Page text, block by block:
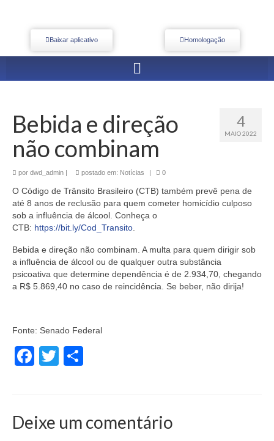
Baixar aplicativo Homologação
4
MAIO 2022
Bebida e direção
não combinam
por dwd_admin postado em: Notícias 0
O Código de Trânsito Brasileiro (CTB) também prevê pena de
até 8 anos de reclusão para quem cometer homicídio culposo
sob a influência de álcool. Conheça o
CTB: https://bit.ly/Cod_Transito.
Bebida e direção não combinam. A multa para quem dirigir sob
a influência de álcool ou de qualquer outra substância
psicoativa que determine dependência é de 2.934,70, chegando
a R$ 5.869,40 no caso de reincidência. Se beber, não dirija!
Fonte: Senado Federal
Facebook
Twitter
Deixe um comentário